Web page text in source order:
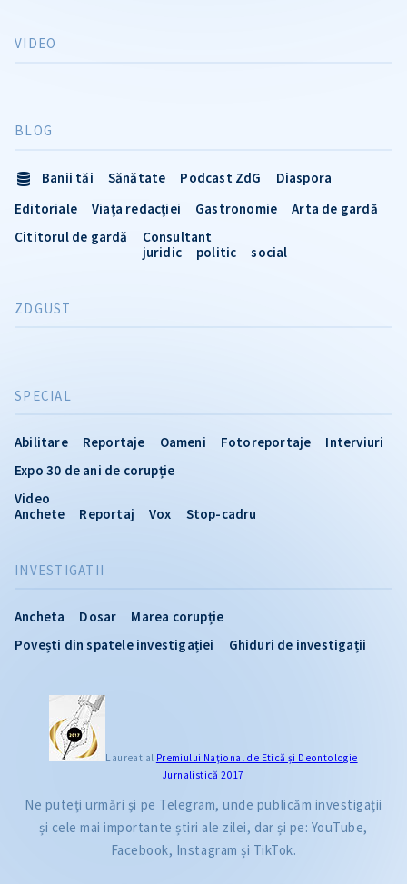
INVESTIGATII
Ancheta Dosar
Marea corupție
Povești din spatele investigației
Ghiduri de investigații
VIDEO
SPECIAL
Abilitare Reportaje Oameni Fotoreportaje
Interviuri
Expo 30 de ani de corupție
Video
Anchete
Reportaj Vox Stop-cadru
BLOG
Banii tăi Sănătate Podcast ZdG
Diaspora
Editoriale
Viața redacției Gastronomie
Arta de gardă
Cititorul de gardă
Consultant
juridic
politic social
ZDGUST
Laureat al Premiului Naţional de Etică și Deontologie
Jurnalistică 2017
Ne puteți urmări și pe Telegram, unde publicăm investigații
și cele mai importante știri ale zilei, dar și pe: YouTube,
Facebook, Instagram și TikTok.